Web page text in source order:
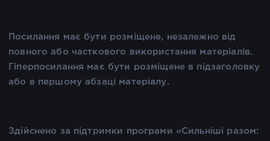
Посилання має бути розміщене, незалежно від
повного або часткового використання матеріалів.
Гіперпосилання має бути розміщене в підзаголовку
або в першому абзаці матеріалу.
Здійснено за підтримки програми «Сильніші разом: